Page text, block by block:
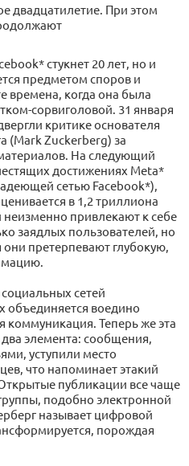
двадцатилетие. При этом
стукнет 20 лет, но и
предметом споров и
времена, когда она была
сорвиголовой. 31 января
критике основателя
(Mark Zuckerberg) за
На следующий
достижениях Meta*
сетью Facebook*),
в 1,2 триллиона
привлекают к себе
заядлых пользователей, но
претерпевают глубокую,
сетей
объединяется воедино
коммуникация. Теперь же эта
элемента: сообщения,
уступили место
что напоминает этакий
публикации все чаще
подобно электронной
называет цифровой
порождая